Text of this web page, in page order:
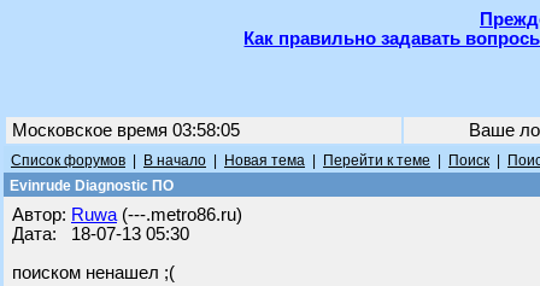
Как правильно задавать
Московское время 03:58:05 Ваше
Список форумов В начало Новая тема Перейти к теме Поиск
Evinrude Diagnostic ПО
Автор: Ruwa (---.metro86.ru)
Дата: 18-07-13 05:30
поиском ненашел ;(